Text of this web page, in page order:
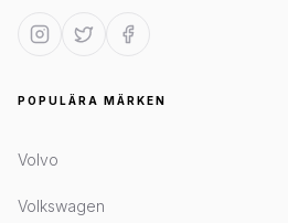
POPULÄRA MÄRKEN
Volvo
Volkswagen